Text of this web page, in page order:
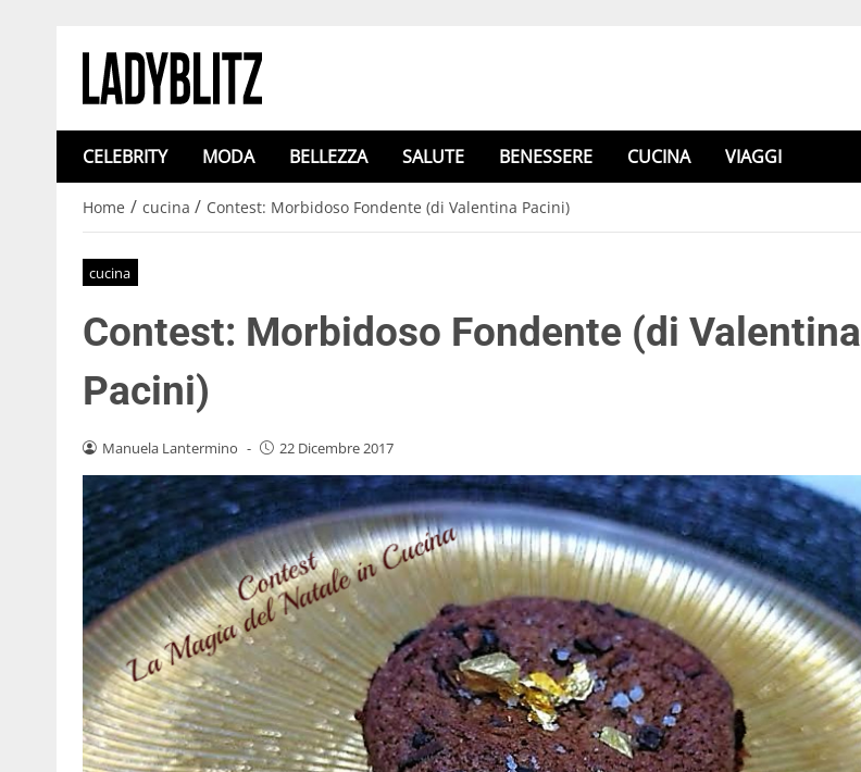
CELEBRITY MODA BELLEZZA SALUTE BENESSERE CUCINA VIAGGI
Home / cucina / Contest: Morbidoso Fondente (di Valentina Pacini)
cucina
Contest: Morbidoso Fondente (di Valentina
Pacini)
Manuela Lantermino - 22 Dicembre 2017